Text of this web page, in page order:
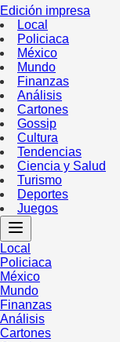
Edición impresa
Local
Policiaca
México
Mundo
Finanzas
Análisis
Cartones
Gossip
Cultura
Tendencias
Ciencia y Salud
Turismo
Deportes
Juegos
Local
Policiaca
México
Mundo
Finanzas
Análisis
Cartones